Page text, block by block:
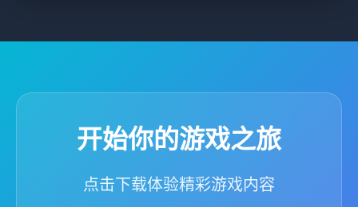
开始你的游戏之旅
点击下载体验精彩游戏内容